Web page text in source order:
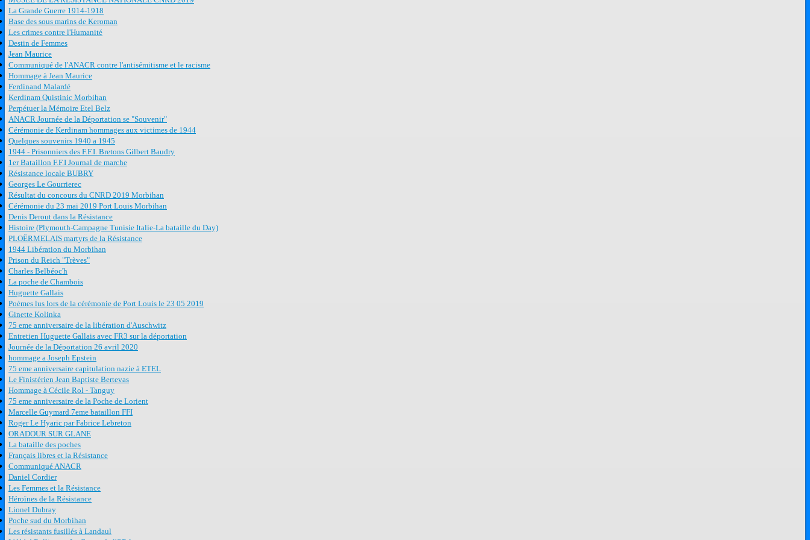
La Grande Guerre 1914-1918
Base des sous marins de Keroman
Les crimes contre l'Humanité
Destin de Femmes
Jean Maurice
Communiqué de l'ANACR contre l'antisémitisme et le racisme
Hommage à Jean Maurice
Ferdinand Malardé
Kerdinam Quistinic Morbihan
Perpétuer la Mémoire Etel Belz
ANACR Journée de la Déportation se "Souvenir"
Cérémonie de Kerdinam hommages aux victimes de 1944
Quelques souvenirs 1940 a 1945
1944 - Prisonniers des F.F.I. Bretons Gilbert Baudry
1er Bataillon F.F.I Journal de marche
Résistance locale BUBRY
Georges Le Gourrierec
Résultat du concours du CNRD 2019 Morbihan
Cérémonie du 23 mai 2019 Port Louis Morbihan
Denis Derout dans la Résistance
Histoire (Plymouth-Campagne Tunisie Italie-La bataille du Day)
PLOËRMELAIS martyrs de la Résistance
1944 Libération du Morbihan
Prison du Reich "Trèves"
Charles Belbéoc'h
La poche de Chambois
Huguette Gallais
Poèmes lus lors de la cérémonie de Port Louis le 23 05 2019
Ginette Kolinka
75 eme anniversaire de la libération d'Auschwitz
Entretien Huguette Gallais avec FR3 sur la déportation
Journée de la Déportation 26 avril 2020
hommage a Joseph Epstein
75 eme anniversaire capitulation nazie à ETEL
Le Finistérien Jean Baptiste Bertevas
Hommage à Cécile Rol - Tanguy
75 eme anniversaire de la Poche de Lorient
Marcelle Guymard 7eme bataillon FFI
Roger Le Hyaric par Fabrice Lebreton
ORADOUR SUR GLANE
La bataille des poches
Français libres et la Résistance
Communiqué ANACR
Daniel Cordier
Les Femmes et la Résistance
Héroïnes de la Résistance
Lionel Dubray
Poche sud du Morbihan
Les résistants fusillés à Landaul